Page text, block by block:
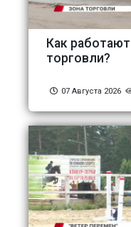
Как
торговли?
07 Августа 2026